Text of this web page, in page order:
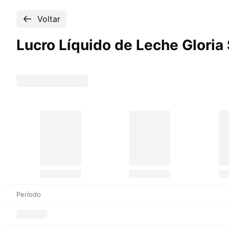
Voltar
Lucro Líquido de Leche Gloria
Período